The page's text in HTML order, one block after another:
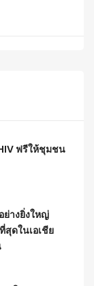
ฟรีให้ชุมชน
ย่างยิ่งใหญ่
ดในเอเชีย